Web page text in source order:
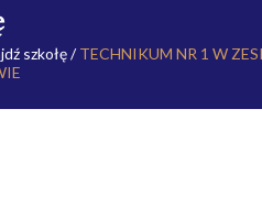
szkołę/TECHNIKUM NR 1 W